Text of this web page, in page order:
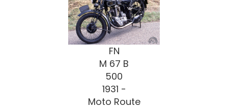
FN
M 67 B
500
1931 -
Moto Route